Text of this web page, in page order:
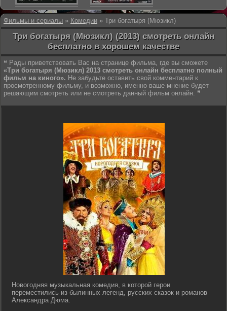
Фильмы и сериалы » Комедии » Три богатыря (Мюзикл)
Три богатыря (Мюзикл) (2013) смотреть онлайн
бесплатно в хорошем качестве
❝ Рады приветствовать Вас на странице фильма, где вы сможете
«Три богатыря (Мюзикл) 2013 смотреть онлайн бесплатно полный
фильм на киного». Не забудьте оставить свой комментарий к
просмотренному фильму, и возможно, именно ваше мнение будет
решающим смотреть или не смотреть данный фильм онлайн. ❞
Новогодняя музыкальная комедия, в которой герои
переместились из былинных легенд, русских сказок и романов
Александра Дюма.